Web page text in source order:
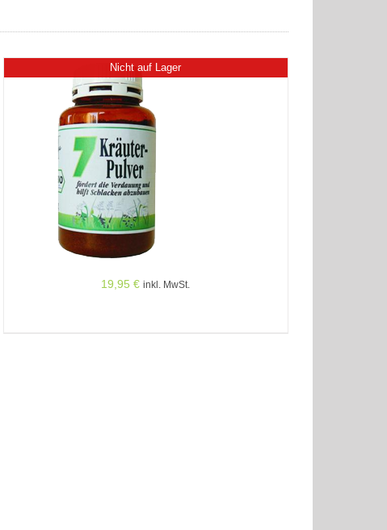
Nicht auf Lager
19,95€ inkl. MwSt.